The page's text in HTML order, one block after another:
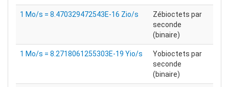
1 Mo/s = 8.470329472543E-16 Zio/s
Zébioctets par
seconde
(binaire)
1 Mo/s = 8.2718061255303E-19 Yio/s
Yobioctets par
seconde
(binaire)